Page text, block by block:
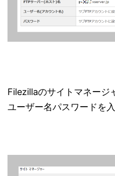
Filezillaのサイトマネージ
ユーザー名パスワードを